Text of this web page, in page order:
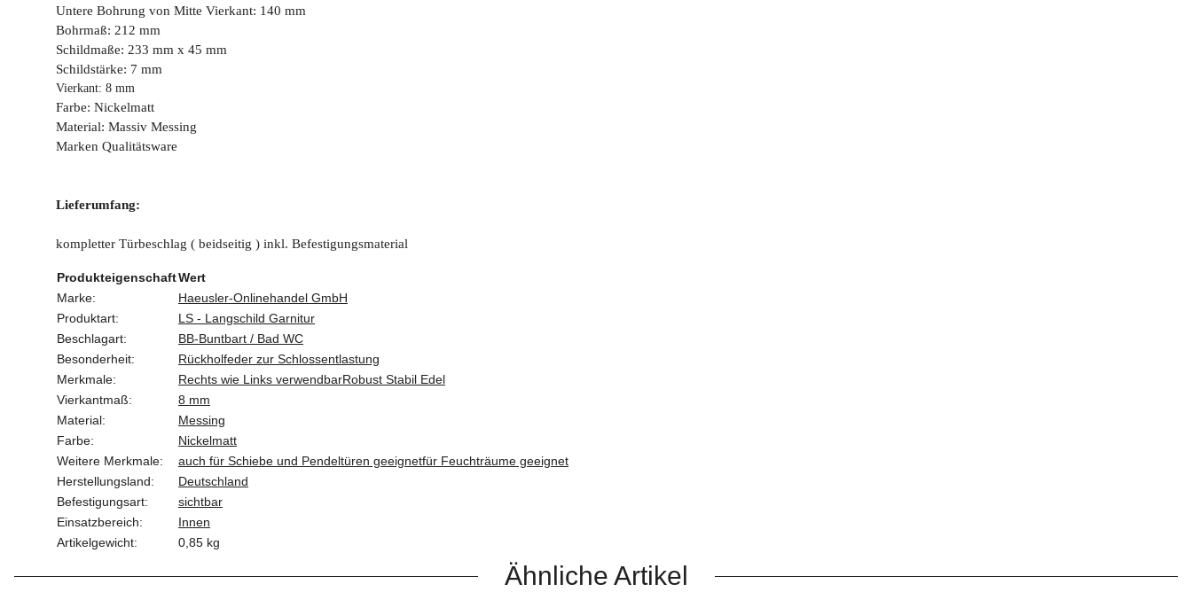
Untere Bohrung von Mitte Vierkant: 140 mm
Bohrmaß: 212 mm
Schildmaße: 233 mm x 45 mm
Schildstärke: 7 mm
Vierkant: 8 mm
Farbe: Nickelmatt
Material: Massiv Messing
Marken Qualitätsware
Lieferumfang:
kompletter Türbeschlag ( beidseitig ) inkl. Befestigungsmaterial
ProdukteigenschaftWert
Marke:
Haeusler-Onlinehandel GmbH
Produktart:
LS - Langschild Garnitur
Beschlagart:
BB-Buntbart / Bad WC
Besonderheit:
Rückholfeder zur Schlossentlastung
Merkmale:
Rechts wie Links verwendbarRobust Stabil Edel
Vierkantmaß:
8 mm
Material:
Messing
Farbe:
Nickelmatt
Weitere Merkmale:
auch für Schiebe und Pendeltüren geeignetfür Feuchträume geeignet
Herstellungsland:
Deutschland
Befestigungsart:
sichtbar
Einsatzbereich:
Innen
Artikelgewicht:
0,85 kg
Ähnliche Artikel